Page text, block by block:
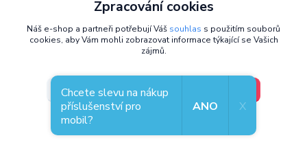
Zpracování cookies
Náš e-shop a partneři potřebují Váš souhlas s použitím souborů
cookies, aby Vám mohli zobrazovat informace týkající se Vašich
zájmů.
Nastavení V pořádku, jdu si vybrat
Souhlas můžete odmítnout
Chcete slevu na nákup
příslušenství pro
mobil?
ANO X